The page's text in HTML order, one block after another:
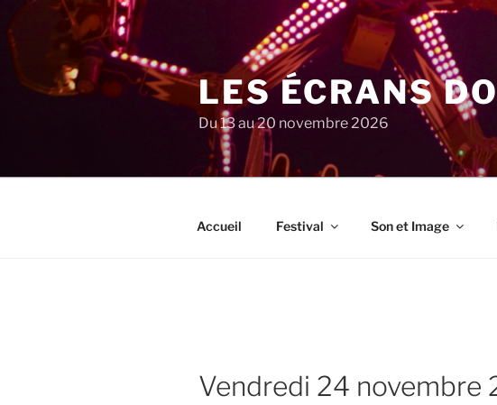
au
contenu
principal
LES ÉCRANS
Du 13 au 20 novembre 2026
Accueil Festival Son et Image
vendredi 24